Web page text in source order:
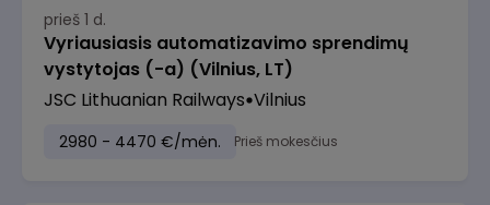
prieš 1 d.
Vyriausiasis automatizavimo sprendimų
vystytojas (-a) (Vilnius, LT)
JSC Lithuanian Railways Vilnius
2980 - 4470 €/mėn. Prieš mokesčius